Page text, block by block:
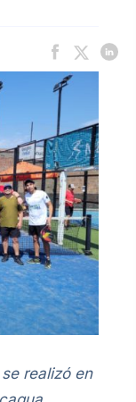
realizó en